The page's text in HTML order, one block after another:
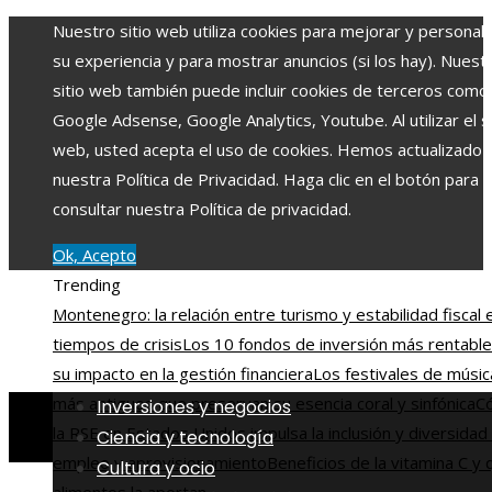
Nuestro sitio web utiliza cookies para mejorar y
su experiencia y para mostrar anuncios (si los hay).
sitio web también puede incluir cookies de terceros como
Google Adsense, Google Analytics, Youtube. Al utilizar el
web, usted acepta el uso de cookies. Hemos actualizado
nuestra Política de Privacidad. Haga clic en el botón para
consultar nuestra Política de privacidad.
Ok, Acepto
Trending
Montenegro: la relación entre turismo y estabilidad fiscal
tiempos de crisisLos 10 fondos de inversión más
su impacto en la gestión financieraLos festivales de
más antiguos que preservan su esencia coral y sinfónica
la RSE en Estados Unidos impulsa la inclusión y diversidad
empleo y aprovisionamientoBeneficios de la vitamina C y
Inversiones y negocios
Ciencia y tecnología
Cultura y ocio